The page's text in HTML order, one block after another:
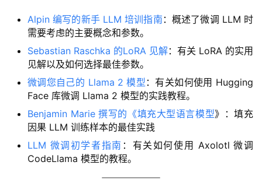
Alpin 编写的新手 LLM 培训指南 ：概述了微调 LLM 时
需要考虑的主要概念和参数。
Sebastian Raschka 的LoRA 见解：有关 LoRA 的实用
见解以及如何选择最佳参数。
微调您自己的 Llama 2 模型 ：有关如何使用 Hugging
Face 库微调 Llama 2 模型的实践教程。
Benjamin Marie 撰写的《填充大型语言模型》：填充
因果 LLM 训练样本的最佳实践
LLM 微调初学者指南 ：有关如何使用 Axolotl 微调
CodeLlama 模型的教程。